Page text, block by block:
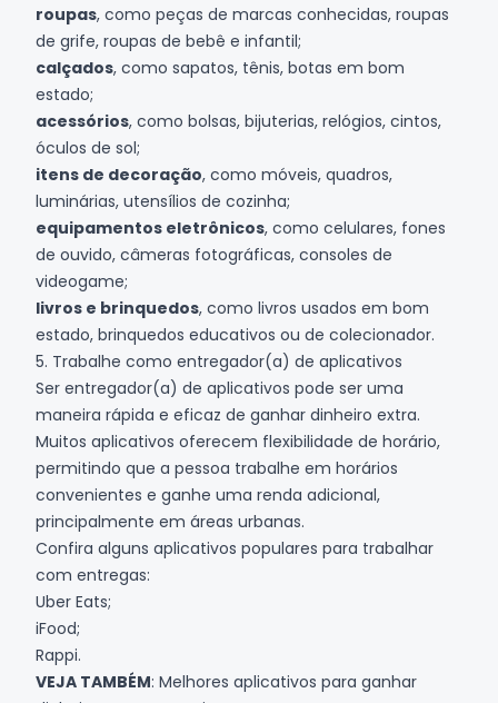
roupas, como peças de marcas conhecidas, roupas
de grife, roupas de bebê e infantil;
calçados, como sapatos, tênis, botas em bom
estado;
acessórios, como bolsas, bijuterias, relógios, cintos,
óculos de sol;
itens de decoração, como móveis, quadros,
luminárias, utensílios de cozinha;
equipamentos eletrônicos, como celulares, fones
de ouvido, câmeras fotográficas, consoles de
videogame;
livros e brinquedos, como livros usados em bom
estado, brinquedos educativos ou de colecionador.
5. Trabalhe como entregador(a) de aplicativos
Ser entregador(a) de aplicativos pode ser uma
maneira rápida e eficaz de ganhar dinheiro extra.
Muitos aplicativos oferecem flexibilidade de horário,
permitindo que a pessoa trabalhe em horários
convenientes e ganhe uma renda adicional,
principalmente em áreas urbanas.
Confira alguns aplicativos populares para trabalhar
com entregas:
Uber Eats;
iFood;
Rappi.
VEJA TAMBÉM: Melhores aplicativos para ganhar